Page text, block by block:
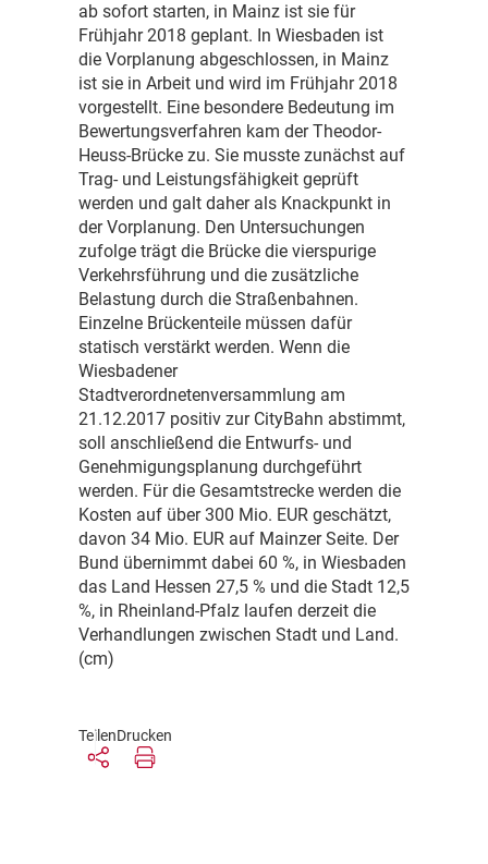
ab sofort starten, in Mainz ist sie für
Frühjahr 2018 geplant. In Wiesbaden ist
die Vorplanung abgeschlossen, in Mainz
ist sie in Arbeit und wird im Frühjahr 2018
vorgestellt. Eine besondere Bedeutung im
Bewertungsverfahren kam der Theodor-
Heuss-Brücke zu. Sie musste zunächst auf
Trag- und Leistungsfähigkeit geprüft
werden und galt daher als Knackpunkt in
der Vorplanung. Den Untersuchungen
zufolge trägt die Brücke die vierspurige
Verkehrsführung und die zusätzliche
Belastung durch die Straßenbahnen.
Einzelne Brückenteile müssen dafür
statisch verstärkt werden. Wenn die
Wiesbadener
Stadtverordnetenversammlung am
21.12.2017 positiv zur CityBahn abstimmt,
soll anschließend die Entwurfs- und
Genehmigungsplanung durchgeführt
werden. Für die Gesamtstrecke werden die
Kosten auf über 300 Mio. EUR geschätzt,
davon 34 Mio. EUR auf Mainzer Seite. Der
Bund übernimmt dabei 60 %, in Wiesbaden
das Land Hessen 27,5 % und die Stadt 12,5
%, in Rheinland-Pfalz laufen derzeit die
Verhandlungen zwischen Stadt und Land.
(cm)
TeilenDrucken